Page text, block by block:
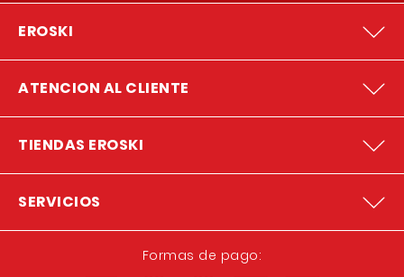
EROSKI
ATENCION AL CLIENTE
TIENDAS EROSKI
SERVICIOS
Formas de pago: